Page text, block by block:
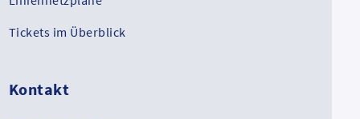
Tickets im Überblick
Kontakt